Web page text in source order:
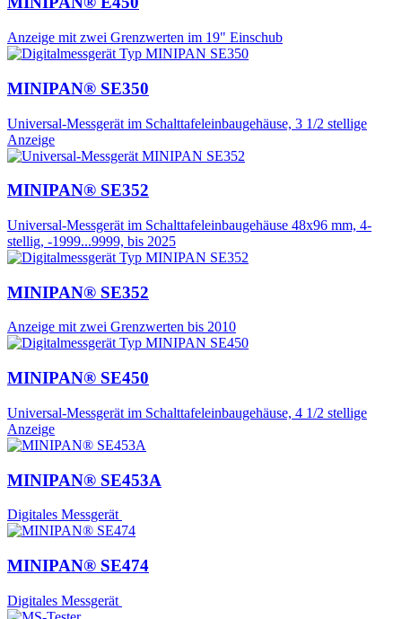
Anzeige mit zwei Grenzwerten im 19" Einschub
MINIPAN® SE350
Universal-Messgerät im Schalttafeleinbaugehäuse, 3 1/2 stellige
Anzeige
MINIPAN® SE352
Universal-Messgerät im Schalttafeleinbaugehäuse 48x96 mm, 4-
stellig, -1999...9999, bis 2025
MINIPAN® SE352
Anzeige mit zwei Grenzwerten bis 2010
MINIPAN® SE450
Universal-Messgerät im Schalttafeleinbaugehäuse, 4 1/2 stellige
Anzeige
MINIPAN® SE453A
Digitales Messgerät
MINIPAN® SE474
Digitales Messgerät